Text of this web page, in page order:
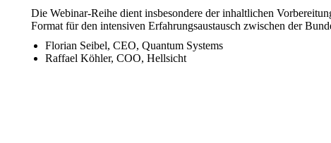
Die Webinar-Reihe dient insbesondere der inhaltlichen
Format für den intensiven Erfahrungsaustausch zwischen der
Florian Seibel, CEO, Quantum Systems
Raffael Köhler, COO, Hellsicht